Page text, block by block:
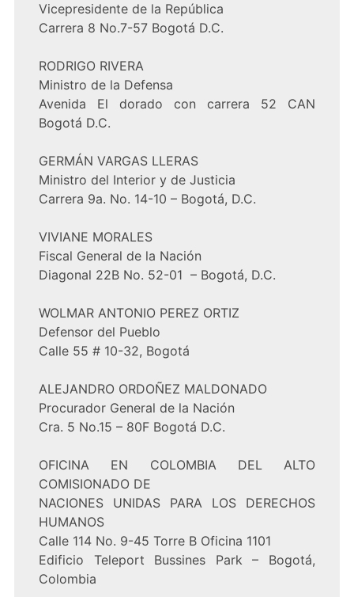
Vicepresidente de la República
Carrera 8 No.7-57 Bogotá D.C.
RODRIGO RIVERA
Ministro de la Defensa
Avenida El dorado con carrera 52 CAN
Bogotá D.C.
GERMÁN VARGAS LLERAS
Ministro del Interior y de Justicia
Carrera 9a. No. 14-10 – Bogotá, D.C.
VIVIANE MORALES
Fiscal General de la Nación
Diagonal 22B No. 52-01 – Bogotá, D.C.
WOLMAR ANTONIO PEREZ ORTIZ
Defensor del Pueblo
Calle 55 # 10-32, Bogotá
ALEJANDRO ORDOÑEZ MALDONADO
Procurador General de la Nación
Cra. 5 No.15 – 80F Bogotá D.C.
OFICINA EN COLOMBIA DEL ALTO
COMISIONADO DE
NACIONES UNIDAS PARA LOS DERECHOS
HUMANOS
Calle 114 No. 9-45 Torre B Oficina 1101
Edificio Teleport Bussines Park – Bogotá,
Colombia